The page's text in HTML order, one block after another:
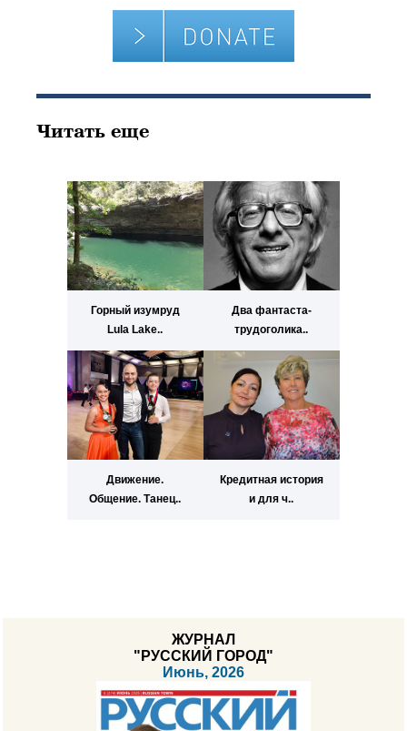
Читать еще
Горный изумруд
Lula Lake..
Два фантаста-
трудоголика..
Движение.
Общение. Танец..
Кредитная история
и для ч..
ЖУРНАЛ
"РУССКИЙ ГОРОД"
Июнь, 2026